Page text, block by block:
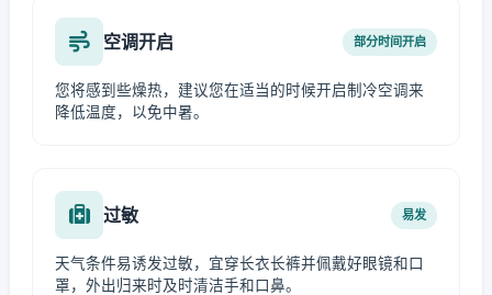
空调开启 部分时间开启
您将感到些燥热，建议您在适当的时候开启制冷空调来
降低温度，以免中暑。
过敏 易发
天气条件易诱发过敏，宜穿长衣长裤并佩戴好眼镜和口
罩，外出归来时及时清洁手和口鼻。